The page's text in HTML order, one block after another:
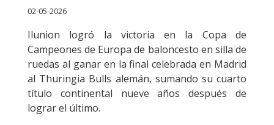
02-05-2026
Ilunion logró la victoria en la Copa de
Campeones de Europa de baloncesto en silla de
ruedas al ganar en la final celebrada en Madrid
al Thuringia Bulls alemán, sumando su cuarto
título continental nueve años después de
lograr el último.